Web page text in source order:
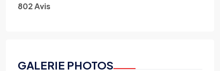
802 Avis
GALERIE PHOTOS